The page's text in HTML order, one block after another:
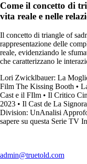
Come il concetto di
vita reale e nelle
Il concetto di triangle of
rappresentazione delle
reale, evidenziando le
che caratterizzano le
Lori Zwicklbauer: La
Film The Kissing Booth •
Cast e il FIlm • Il Critico
2023 • Il Cast de La
Division: UnAnalisi
sapere su questa Serie TV
admin@truetold.com